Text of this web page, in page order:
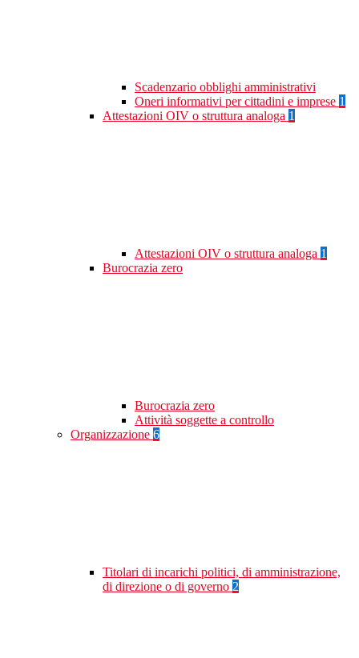
Scadenzario obblighi amministrativi
Oneri informativi per cittadini e imprese 1
Attestazioni OIV o struttura analoga 1
Attestazioni OIV o struttura analoga 1
Burocrazia zero
Burocrazia zero
Attività soggette a controllo
Organizzazione 6
Titolari di incarichi politici, di amministrazione,
di direzione o di governo 2